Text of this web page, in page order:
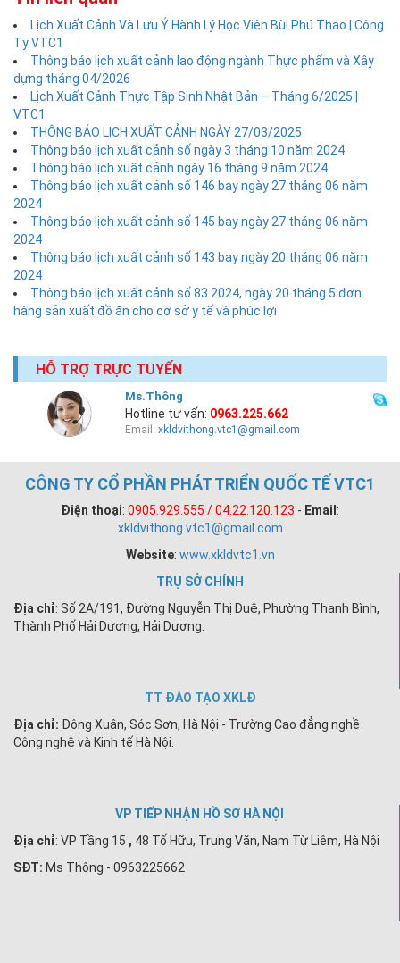
Lịch Xuất Cảnh Và Lưu Ý Hành Lý Học Viên Bùi Phú Thao | Công
Ty VTC1
Thông báo lịch xuất cảnh lao động ngành Thực phẩm và Xây
dựng tháng 04/2026
Lịch Xuất Cảnh Thực Tập Sinh Nhật Bản – Tháng 6/2025 |
VTC1
THÔNG BÁO LỊCH XUẤT CẢNH NGÀY 27/03/2025
Thông báo lịch xuất cảnh số ngày 3 tháng 10 năm 2024
Thông báo lịch xuất cảnh ngày 16 tháng 9 năm 2024
Thông báo lịch xuất cảnh số 146 bay ngày 27 tháng 06 năm
2024
Thông báo lịch xuất cảnh số 145 bay ngày 27 tháng 06 năm
2024
Thông báo lịch xuất cảnh số 143 bay ngày 20 tháng 06 năm
2024
Thông báo lịch xuất cảnh số 83.2024, ngày 20 tháng 5 đơn
hàng sản xuất đồ ăn cho cơ sở y tế và phúc lợi
HỖ TRỢ TRỰC TUYẾN
Ms.Thông
Hotline tư vấn: 0963.225.662
Email:xkldvithong.vtc1@gmail.com
CÔNG TY CỔ PHẦN PHÁT TRIỂN QUỐC TẾ VTC1
Điện thoại: 0905.929.555 / 04.22.120.123 - Email :
xkldvithong.vtc1@gmail.com
Website: www.xkldvtc1.vn
TRỤ SỞ CHÍNH
Địa chỉ: Số 2A/191, Đường Nguyễn Thị Duệ, Phường Thanh Bình,
Thành Phố Hải Dương, Hải Dương.
TT ĐÀO TẠO XKLĐ
Địa chỉ: Đông Xuân, Sóc Sơn, Hà Nội - Trường Cao đẳng nghề
Công nghệ và Kinh tế Hà Nội.
VP TIẾP NHẬN HỒ SƠ HÀ NỘI
Địa chỉ: VP Tầng 15 , 48 Tố Hữu, Trung Văn, Nam Từ Liêm, Hà Nội
SĐT: Ms Thông - 0963225662